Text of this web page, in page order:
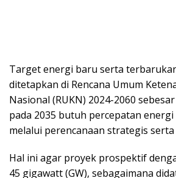
Target energi baru serta
ditetapkan di Rencana Umum
Nasional (RUKN) 2024-2060
pada 2035 butuh percepatan
melalui perencanaan strategis
Hal ini agar proyek prospektif
45 gigawatt (GW), sebagaimana